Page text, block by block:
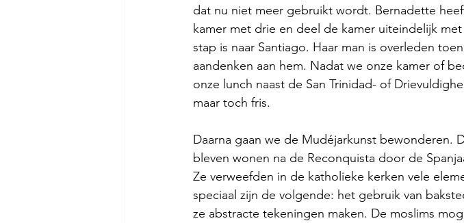
dat nu niet meer gebruikt wordt. Bernadette
kamer met drie en deel de kamer uiteindelijk
stap is naar Santiago. Haar man is overleden
aandenken aan hem. Nadat we onze kamer of
onze lunch naast de San Trinidad- of
maar toch fris.
Daarna gaan we de Mudéjarkunst bewonderen.
bleven wonen na de Reconquista door de
Ze verweefden in de katholieke kerken vele
speciaal zijn de volgende: het gebruik van
ze abstracte tekeningen maken. De moslims